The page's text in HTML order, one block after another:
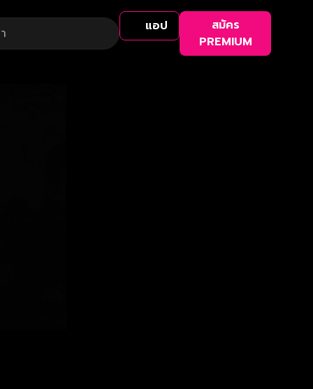
แอป
สมัคร
PREMIUM